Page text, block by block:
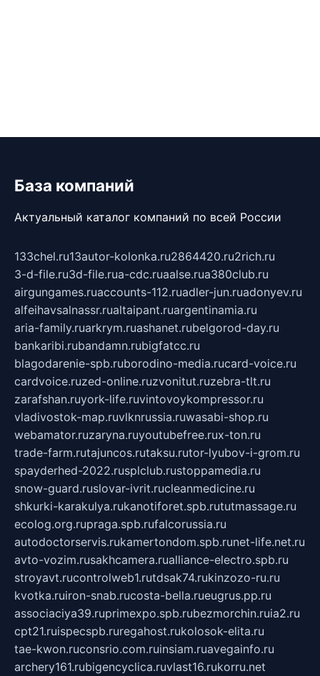
База компаний
Актуальный каталог компаний по всей России
133chel.ru13autor-kolonka.ru2864420.ru2rich.ru
3-d-file.ru3d-file.rua-cdc.ruaalse.rua380club.ru
airgungames.ruaccounts-112.ruadler-jun.ruadonyev.ru
alfeihavsalnassr.rualtaipant.ruargentinamia.ru
aria-family.ruarkrym.ruashanet.rubelgorod-day.ru
bankaribi.rubandamn.rubigfatcc.ru
blagodarenie-spb.ruborodino-media.rucard-voice.ru
cardvoice.ruzed-online.ruzvonitut.ruzebra-tlt.ru
zarafshan.ruyork-life.ruvintovoykompressor.ru
vladivostok-map.ruvlknrussia.ruwasabi-shop.ru
webamator.ruzaryna.ruyoutubefree.rux-ton.ru
trade-farm.rutajuncos.rutaksu.rutor-lyubov-i-grom.ru
spayderhed-2022.rusplclub.rustoppamedia.ru
snow-guard.ruslovar-ivrit.rucleanmedicine.ru
shkurki-karakulya.rukanotiforet.spb.rututmassage.ru
ecolog.org.rupraga.spb.rufalcorussia.ru
autodoctorservis.rukamertondom.spb.runet-life.net.ru
avto-vozim.rusakhcamera.rualliance-electro.spb.ru
stroyavt.rucontrolweb1.rutdsak74.rukinzozo-ru.ru
kvotka.ruiron-snab.rucosta-bella.rueugrus.pp.ru
associaciya39.ruprimexpo.spb.rubezmorchin.ruia2.ru
cpt21.ruispecspb.ruregahost.rukolosok-elita.ru
tae-kwon.ruconsrio.com.ruinsiam.ruavegainfo.ru
archery161.rubigencyclica.ruvlast16.rukorru.net